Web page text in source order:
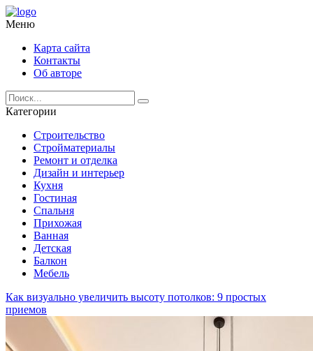
Меню
Карта сайта
Контакты
Об авторе
Категории
Строительство
Стройматериалы
Ремонт и отделка
Дизайн и интерьер
Кухня
Гостиная
Спальня
Прихожая
Ванная
Детская
Балкон
Мебель
Как визуально увеличить высоту потолков: 9 простых
приемов